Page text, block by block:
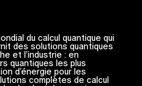
du calcul quantique qui
des solutions quantiques
et l’industrie : en
quantiques les plus
d’énergie pour les
complètes de calcul